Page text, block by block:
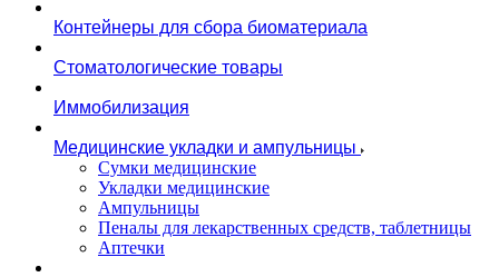
Контейнеры для сбора биоматериала
Стоматологические товары
Иммобилизация
Медицинские укладки и ампульницы
Сумки медицинские
Укладки медицинские
Ампульницы
Пеналы для лекарственных средств, таблетницы
Аптечки